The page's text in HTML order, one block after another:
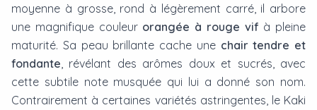
moyenne à grosse, rond à légèrement carré, il arbore
une magnifique couleur orangée à rouge vif à pleine
maturité. Sa peau brillante cache une chair tendre et
fondante , révélant des arômes doux et sucrés, avec
cette subtile note musquée qui lui a donné son nom.
Contrairement à certaines variétés astringentes, le Kaki